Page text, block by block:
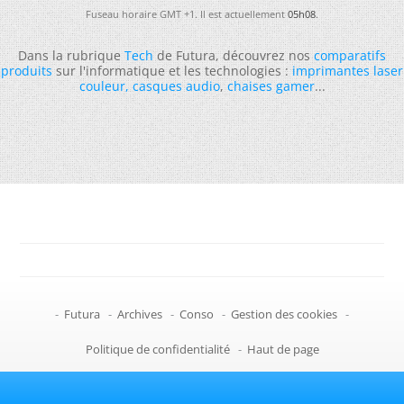
Fuseau horaire GMT +1. Il est actuellement05h08.
Dans la rubriqueTechde Futura, découvrez noscomparatifs
produitssur l'informatique et les technologies :imprimantes laser
couleur,casques audio,chaises gamer...
- Futura - Archives - Conso - Gestion des cookies -
Politique de confidentialité - Haut de page